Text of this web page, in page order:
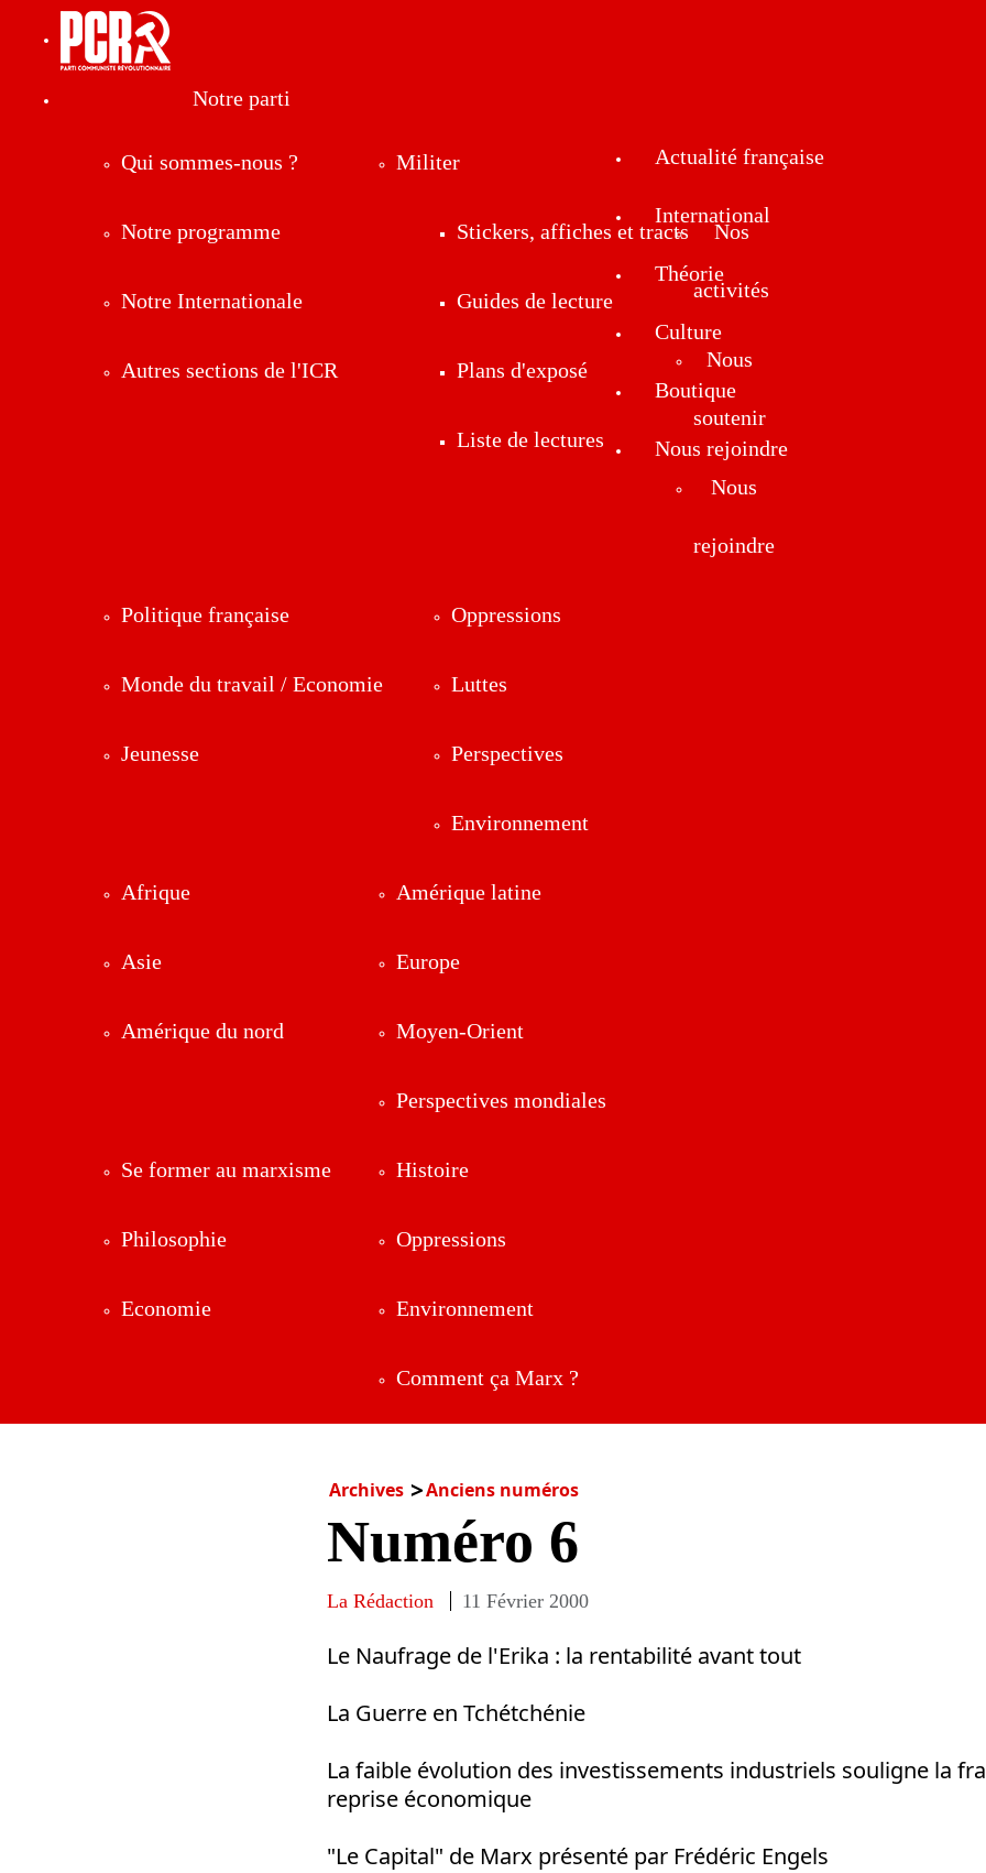
Notre parti
Qui sommes-nous ?
Notre programme
Notre Internationale
Autres sections de l'ICR
Militer
Stickers, affiches et tracts
Guides de lecture
Plans d'exposé
Liste de lectures
Nos
activités
Nous
soutenir
Nous
rejoindre
Actualité française
Politique française
Monde du travail / Economie
Jeunesse
Oppressions
Luttes
Perspectives
Environnement
International
Afrique
Asie
Amérique du nord
Amérique latine
Europe
Moyen-Orient
Perspectives mondiales
Théorie
Se former au marxisme
Philosophie
Economie
Histoire
Oppressions
Environnement
Comment ça Marx ?
Culture
Boutique
Nous rejoindre
Archives Anciens numéros
Numéro 6
La Rédaction 11 Février 2000
Le Naufrage de l'Erika : la rentabilité avant tout
La Guerre en Tchétchénie
La faible évolution des investissements industriels souligne la
reprise économique
"Le Capital" de Marx présenté par Frédéric Engels